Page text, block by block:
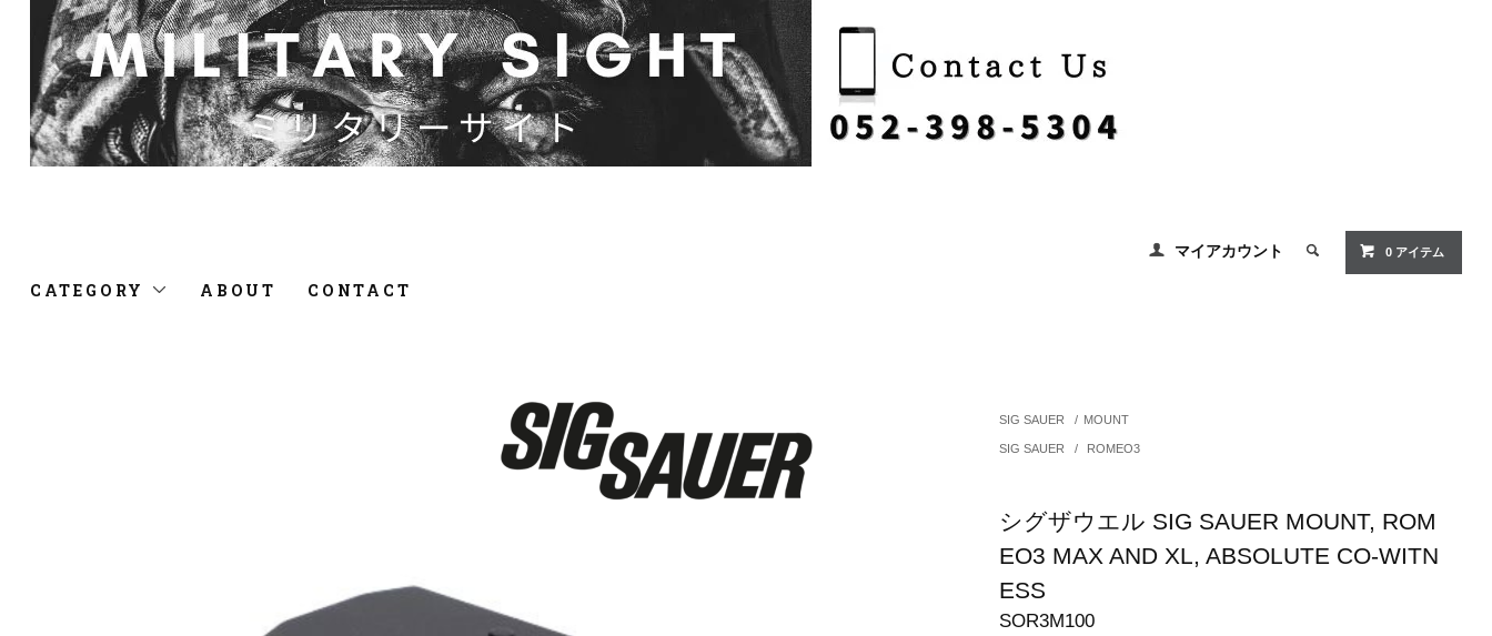
マイアカウント 0 アイテム
CATEGORY ABOUT CONTACT
SIG SAUER / MOUNT
SIG SAUER / ROMEO3
シグザウエル SIG SAUER MOUNT, ROM
EO3 MAX AND XL, ABSOLUTE CO-WITN
ESS
SOR3M100